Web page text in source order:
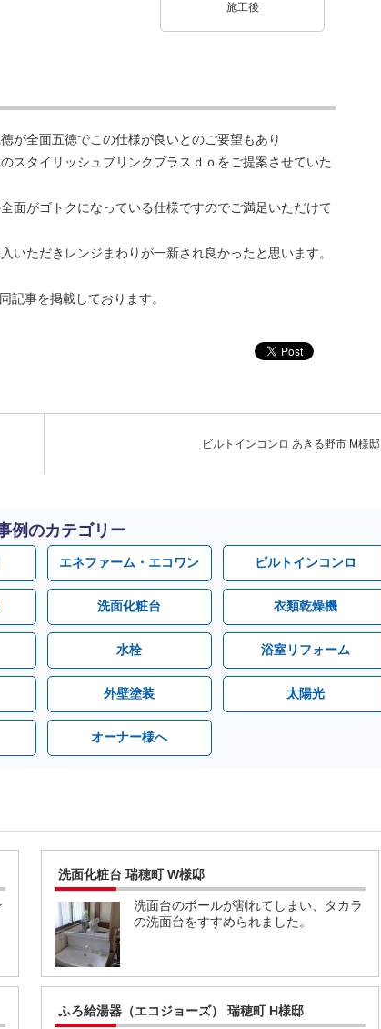
施工後
が全面五徳でこの仕様が良いとのご要望もあり
スタイリッシュブリンクプラスｄｏをご提案させていた
面がゴトクになっている仕様ですのでご満足いただけて
いただきレンジまわりが一新され良かったと思います。
記事を掲載しております。
ビルトインコンロ あきる野市 M様邸
例のカテゴリー
エネファーム・エコワン ビルトインコンロ
洗面化粧台 衣類乾燥機
水栓 浴室リフォーム
外壁塗装 太陽光
オーナー様へ
洗面化粧台 瑞穂町 W様邸
洗面台のボールが割れてしまい、タカラ
の洗面台をすすめられました。
ふろ給湯器（エコジョーズ） 瑞穂町 H様邸